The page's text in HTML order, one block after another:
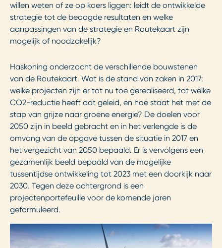
willen weten of ze op koers liggen: leidt de ontwikkelde
strategie tot de beoogde resultaten en welke
aanpassingen van de strategie en Routekaart zijn
mogelijk of noodzakelijk?
Haskoning onderzocht de verschillende bouwstenen
van de Routekaart. Wat is de stand van zaken in 2017:
welke projecten zijn er tot nu toe gerealiseerd, tot welke
CO2-reductie heeft dat geleid, en hoe staat het met de
stap van grijze naar groene energie? De doelen voor
2050 zijn in beeld gebracht en in het verlengde is de
omvang van de opgave tussen de situatie in 2017 en
het vergezicht van 2050 bepaald. Er is vervolgens een
gezamenlijk beeld bepaald van de mogelijke
tussentijdse ontwikkeling tot 2023 met een doorkijk naar
2030. Tegen deze achtergrond is een
projectenportefeuille voor de komende jaren
geformuleerd.